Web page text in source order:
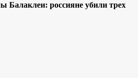
Балаклеи: россияне убили трех